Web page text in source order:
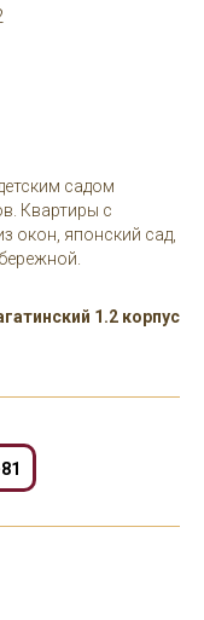
садом
Квартиры с
окон, японский сад,
1.2 корпус